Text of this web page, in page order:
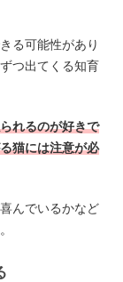
る可能性があり
つ出てくる知育
れるのが好きで
猫には注意が必
んでいるかなど